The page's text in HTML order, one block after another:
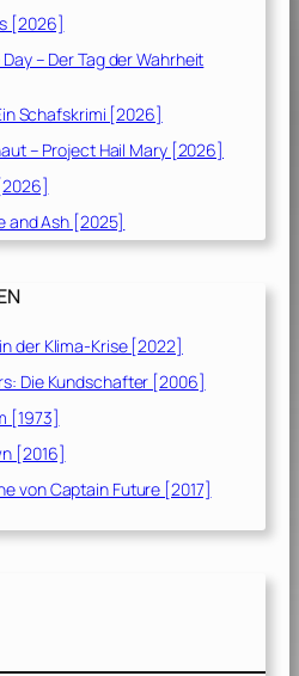
[2026]
– Der Tag der Wahrheit
Schafskrimi [2026]
– Project Hail Mary [2026]
and Ash [2025]
der Klima-Krise [2022]
Die Kundschafter [2006]
[1973]
[2016]
von Captain Future [2017]